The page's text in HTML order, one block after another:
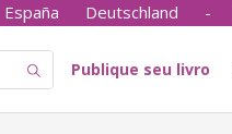
España Deutschland -
Publique seu livro